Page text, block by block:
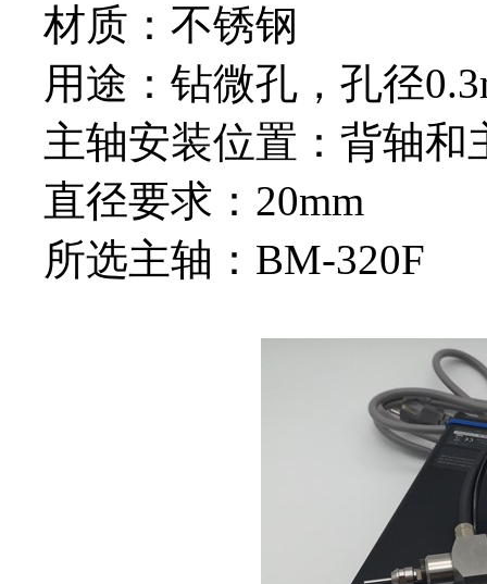
材质：不锈钢
用途：钻微孔，孔径
主轴安装位置：背轴和
直径要求：20mm
所选主轴：BM-320F